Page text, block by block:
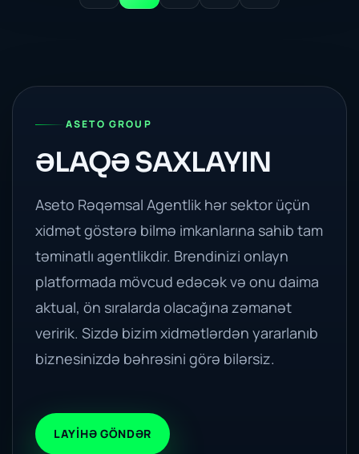
ASETO GROUP
ƏLAQƏ SAXLAYIN
Aseto Rəqəmsal Agentlik hər sektor üçün
xidmət göstərə bilmə imkanlarına sahib tam
təminatlı agentlikdir. Brendinizi onlayn
platformada mövcud edəcək və onu daima
aktual, ön sıralarda olacağına zəmanət
veririk. Sizdə bizim xidmətlərdən yararlanıb
biznesinizdə bəhrəsini görə bilərsiz.
LAYIHƏ GÖNDƏR